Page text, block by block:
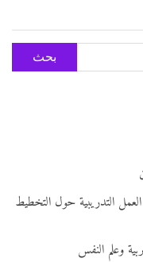
العمل التدريبية حول التخطيط
وعلم النفس